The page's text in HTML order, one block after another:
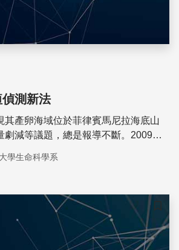
測新法
其產卵海域位於菲律賓馬尼拉海底山
劇減等議題，總是報導不斷。2009年
發光機制不明。日本理化學研究所共
機制，並應用此研究成果，開發出能直
中所含有的膽紅素。
學生命科學系
儲存